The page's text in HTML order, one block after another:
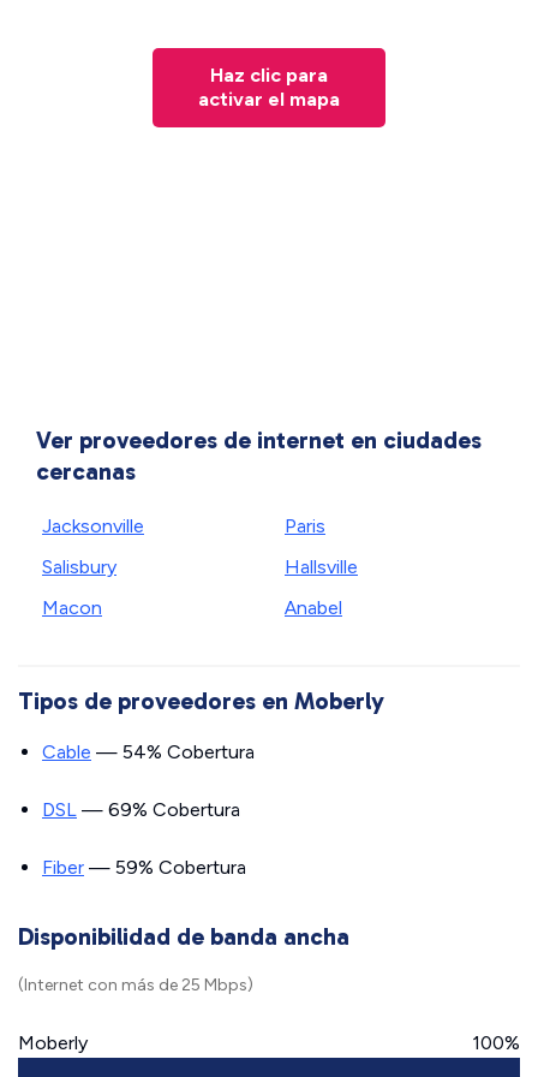
Haz clic para
activar el mapa
Ver proveedores de internet en ciudades
cercanas
Jacksonville
Salisbury
Macon
Paris
Hallsville
Anabel
Tipos de proveedores en Moberly
Cable — 54% Cobertura
DSL — 69% Cobertura
Fiber — 59% Cobertura
Disponibilidad de banda ancha
(Internet con más de 25 Mbps)
Moberly 100%